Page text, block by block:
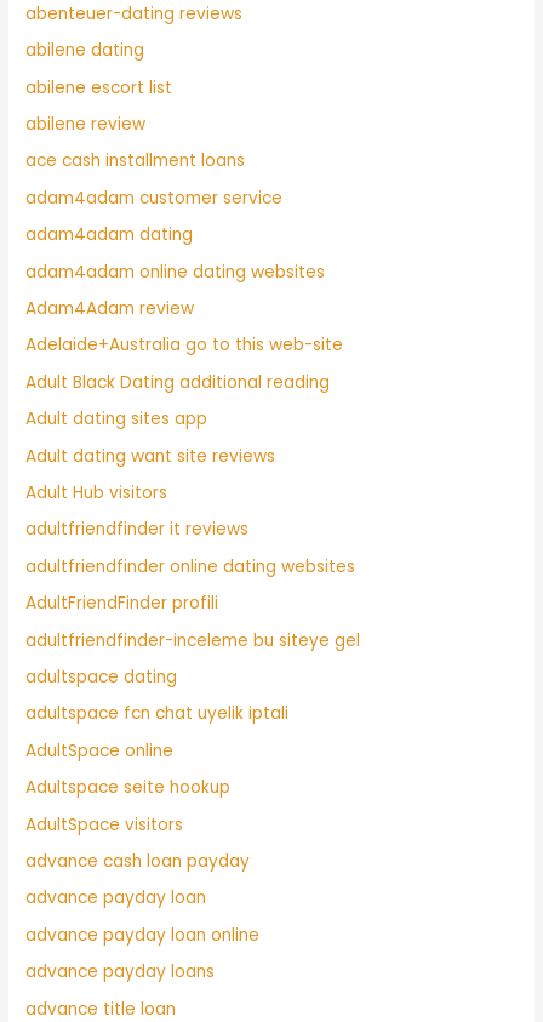
abenteuer-dating reviews
abilene dating
abilene escort list
abilene review
ace cash installment loans
adam4adam customer service
adam4adam dating
adam4adam online dating websites
Adam4Adam review
Adelaide+Australia go to this web-site
Adult Black Dating additional reading
Adult dating sites app
Adult dating want site reviews
Adult Hub visitors
adultfriendfinder it reviews
adultfriendfinder online dating websites
AdultFriendFinder profili
adultfriendfinder-inceleme bu siteye gel
adultspace dating
adultspace fcn chat uyelik iptali
AdultSpace online
Adultspace seite hookup
AdultSpace visitors
advance cash loan payday
advance payday loan
advance payday loan online
advance payday loans
advance title loan